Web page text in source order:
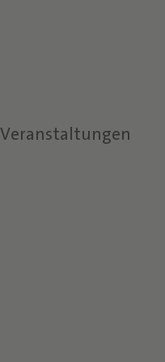
Veranstaltungen